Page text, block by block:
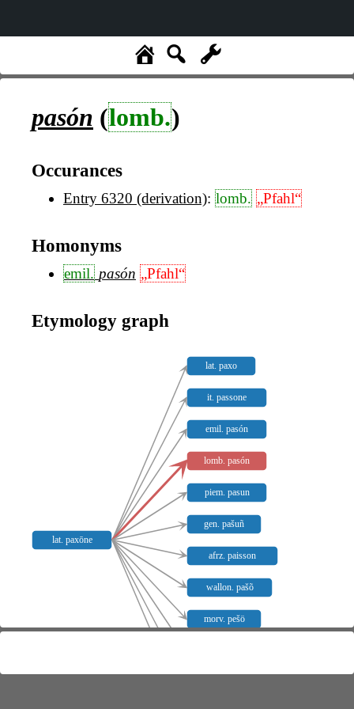
pasón (lomb.)
Occurances
Entry 6320 (derivation): lomb. „Pfahl“
Homonyms
emil. pasón „Pfahl“
Etymology graph
lat. paxōne
lat. paxo
it. passone
emil. pasón
lomb. pasón
piem. pasun
gen. pašuñ
afrz. paisson
wallon. pašõ
morv. pešö